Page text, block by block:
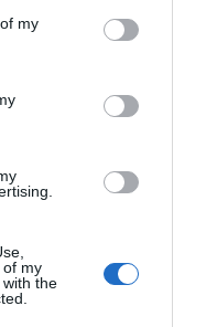
my
of my
the
labor que
empresas de
suministran
a las 733
fuente preferida